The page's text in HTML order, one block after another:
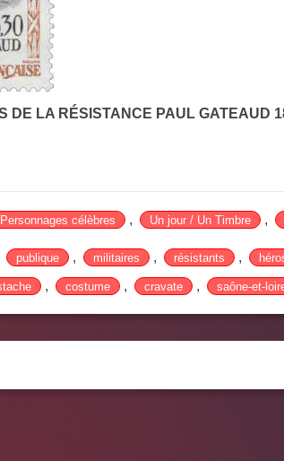
DE LA RÉSISTANCE PAUL GATEAUD
Personnages célèbres , Un jour / Un Timbre ,
publique , militaires , résistants ,
, costume , cravate , saône-et-